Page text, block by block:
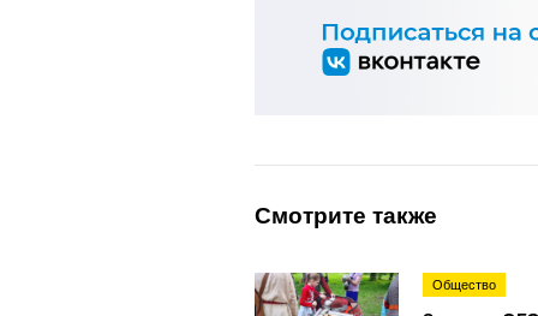
Смотрите также
Общество